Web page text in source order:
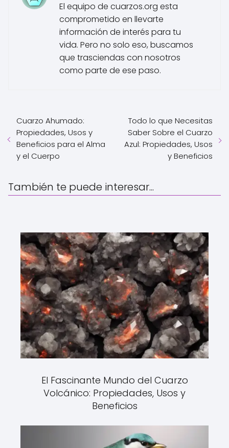
El equipo de cuarzos.org esta
comprometido en llevarte
información de interés para tu
vida. Pero no solo eso, buscamos
que trasciendas con nosotros
como parte de ese paso.
Cuarzo Ahumado:
Propiedades, Usos y
Beneficios para el Alma
y el Cuerpo
Todo lo que Necesitas
Saber Sobre el Cuarzo
Azul: Propiedades, Usos
y Beneficios
También te puede interesar...
El Fascinante Mundo del Cuarzo
Volcánico: Propiedades, Usos y
Beneficios